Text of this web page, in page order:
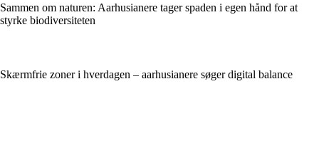
Sammen om naturen: Aarhusianere tager spaden i egen hånd for at
styrke biodiversiteten
Skærmfrie zoner i hverdagen – aarhusianere søger digital balance